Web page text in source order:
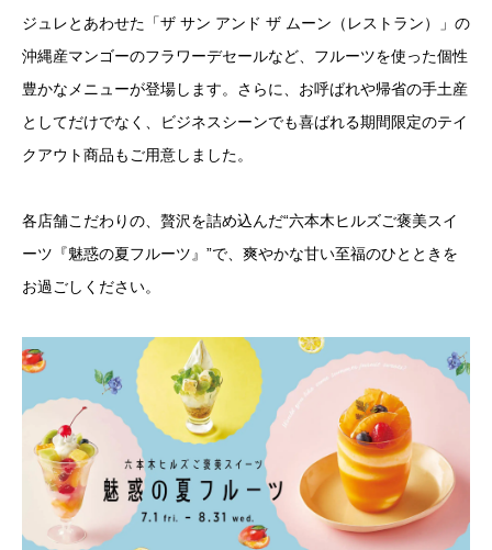
ジュレとあわせた「ザ サン アンド ザ ムーン（レストラン）」の
沖縄産マンゴーのフラワーデセールなど、フルーツを使った個性
豊かなメニューが登場します。さらに、お呼ばれや帰省の手土産
としてだけでなく、ビジネスシーンでも喜ばれる期間限定のテイ
クアウト商品もご用意しました。
各店舗こだわりの、贅沢を詰め込んだ“六本木ヒルズご褒美スイ
ーツ『魅惑の夏フルーツ』”で、爽やかな甘い至福のひとときを
お過ごしください。